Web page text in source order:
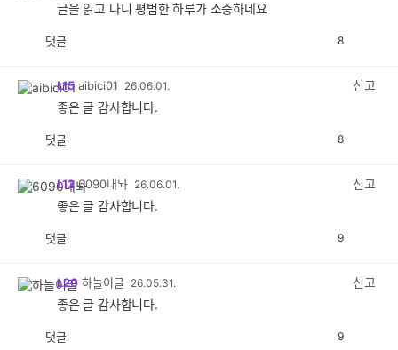
글을 읽고 나니 평범한 하루가 소중하네요
댓글 8
L15 aibici01 26.06.01.
신고
좋은 글 감사합니다.
댓글 8
L12 6090내놔 26.06.01.
신고
좋은 글 감사합니다.
댓글 9
L20 하늘이글 26.05.31.
신고
좋은 글 감사합니다.
댓글 9